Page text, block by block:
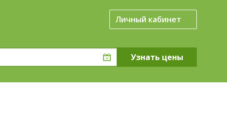
Личный кабинет